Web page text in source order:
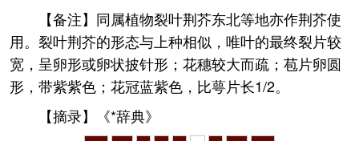
【备注】同属植物裂叶荆芥东北等地亦作荆芥使
用。裂叶荆芥的形态与上种相似，唯叶的最终裂片较
宽，呈卵形或卵状披针形；花穗较大而疏；苞片卵圆
形，带紫紫色；花冠蓝紫色，比萼片长1/2。
【摘录】《*辞典》